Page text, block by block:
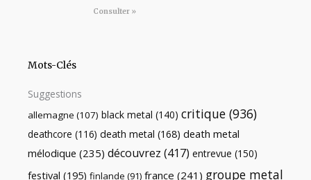
Consulter »
Mots-Clés
Suggestions
allemagne (107) black metal (140) critique (936)
deathcore (116) death metal (168) death metal
mélodique (235) découvrez (417) entrevue (150)
festival (195) finlande (91) france (241) groupe metal